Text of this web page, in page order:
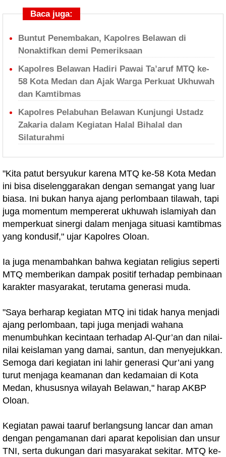
Baca juga:
Buntut Penembakan, Kapolres Belawan di
Nonaktifkan demi Pemeriksaan
Kapolres Belawan Hadiri Pawai Ta’aruf MTQ ke-
58 Kota Medan dan Ajak Warga Perkuat Ukhuwah
dan Kamtibmas
Kapolres Pelabuhan Belawan Kunjungi Ustadz
Zakaria dalam Kegiatan Halal Bihalal dan
Silaturahmi
"Kita patut bersyukur karena MTQ ke-58 Kota Medan
ini bisa diselenggarakan dengan semangat yang luar
biasa. Ini bukan hanya ajang perlombaan tilawah, tapi
juga momentum mempererat ukhuwah islamiyah dan
memperkuat sinergi dalam menjaga situasi kamtibmas
yang kondusif," ujar Kapolres Oloan.
Ia juga menambahkan bahwa kegiatan religius seperti
MTQ memberikan dampak positif terhadap pembinaan
karakter masyarakat, terutama generasi muda.
"Saya berharap kegiatan MTQ ini tidak hanya menjadi
ajang perlombaan, tapi juga menjadi wahana
menumbuhkan kecintaan terhadap Al-Qur’an dan nilai-
nilai keislaman yang damai, santun, dan menyejukkan.
Semoga dari kegiatan ini lahir generasi Qur’ani yang
turut menjaga keamanan dan kedamaian di Kota
Medan, khususnya wilayah Belawan," harap AKBP
Oloan.
Kegiatan pawai taaruf berlangsung lancar dan aman
dengan pengamanan dari aparat kepolisian dan unsur
TNI, serta dukungan dari masyarakat sekitar. MTQ ke-